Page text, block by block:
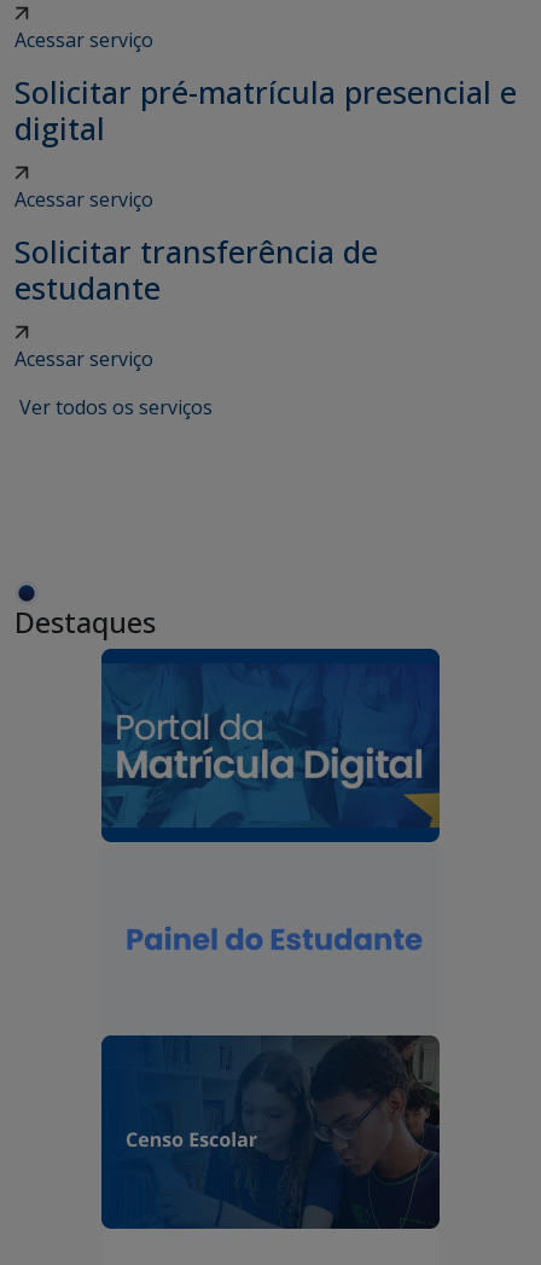
Acessar serviço
Solicitar pré-matrícula presencial e
digital
Acessar serviço
Solicitar transferência de
estudante
Acessar serviço
Ver todos os serviços
Destaques